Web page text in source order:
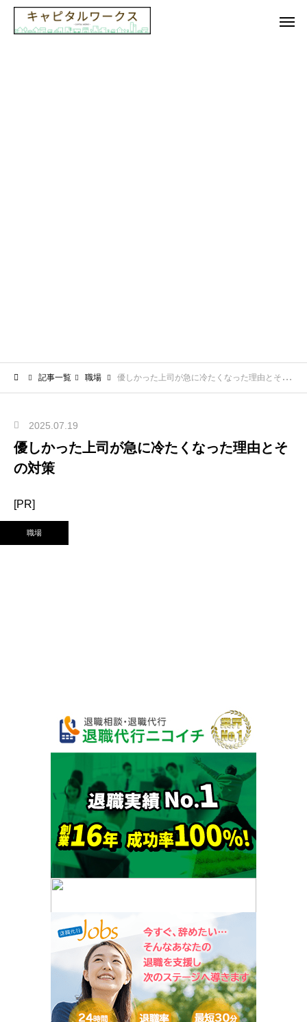
記事一覧 職場 優しかった上司が急に冷たくなった理由とその対策
2025.07.19
優しかった上司が急に冷たくなった理由とそ
の対策
[PR]
職場